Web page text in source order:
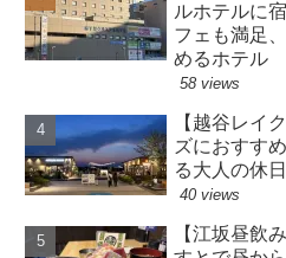
ルホテルに
フェも満足
めるホテル
58 views
【越谷レイ
ズにおすす
る大人の休
40 views
【江坂昼飲